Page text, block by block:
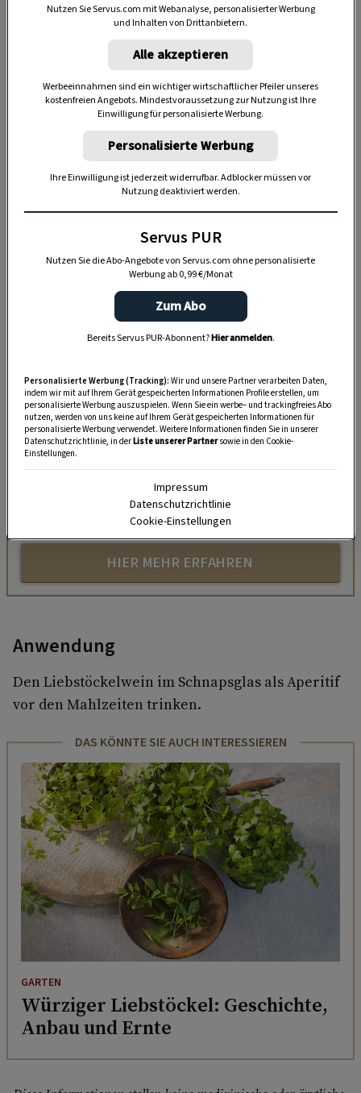
Zubereitung
Liebstöckel in einem Glas mit gutem
Weißwein übergießen und zehn Tage lang am
Fensterbrett ziehen lassen, dabei immer
wieder schütteln.
Dann abseihen und in dunkle Flaschen füllen.
„Servus Garten“ auf WhatsApp
Nutzen Sie WhatsApp auf Ihrem Handy und lieben es, auf
dem Balkon, der Terrasse oder im Garten zu werkeln? In
unserem kostenlosen WhatsApp-Kanal finden Sie täglich
Tipps und Tricks für Garten, Terrasse, Balkon- und
HIER MEHR ERFAHREN
Anwendung
Den Liebstöckelwein im Schnapsglas als Aperitif
vor den Mahlzeiten trinken.
DAS KÖNNTE SIE AUCH INTERESSIEREN
GARTEN
Würziger Liebstöckel: Geschichte,
Anbau und Ernte
Nutzen Sie Servus.com mit Webanalyse, personalisierter Werbung
und Inhalten von Drittanbietern.
Alle akzeptieren
Werbeeinnahmen sind ein wichtiger wirtschaftlicher Pfeiler unseres
kostenfreien Angebots. Mindestvoraussetzung zur Nutzung ist Ihre
Einwilligung für personalisierte Werbung.
Personalisierte Werbung
Ihre Einwilligung ist jederzeit widerrufbar. Adblocker müssen vor
Nutzung deaktiviert werden.
Servus PUR
Nutzen Sie die Abo-Angebote von Servus.com ohne personalisierte
Werbung ab 0,99 €/Monat
Zum Abo
Bereits Servus PUR-Abonnent?Hier anmelden.
Personalisierte Werbung (Tracking): Wir und unsere Partner verarbeiten Daten,
indem wir mit auf Ihrem Gerät gespeicherten Informationen Profile erstellen, um
personalisierte Werbung auszuspielen. Wenn Sie ein werbe– und trackingfreies Abo
nutzen, werden von uns keine auf Ihrem Gerät gespeicherten Informationen für
personalisierte Werbung verwendet. Weitere Informationen finden Sie in unserer
Datenschutzrichtlinie, in derListe unserer Partnersowie in den Cookie-
Einstellungen.
Impressum
Datenschutzrichtlinie
Cookie-Einstellungen